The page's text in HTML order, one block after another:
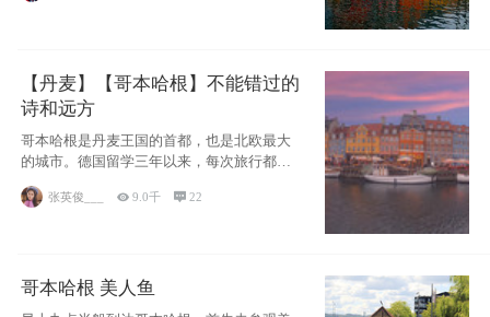
【丹麦】【哥本哈根】不能错过的
诗和远方
哥本哈根是丹麦王国的首都，也是北欧最大
的城市。德国留学三年以来，每次旅行都是
张英俊___ 9.0千 22
哥本哈根 美人鱼